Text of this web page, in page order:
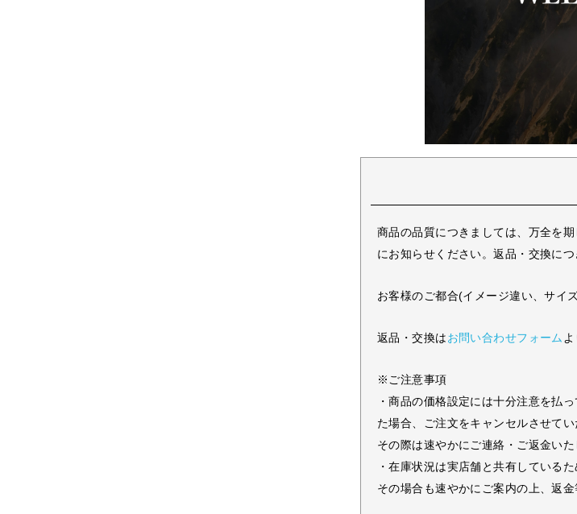
商品の品質につきましては、万全を
にお知らせください。返品・交換に
お客様のご都合(イメージ違い、サイ
返品・交換はお問い合わせフォーム
※ご注意事項
・商品の価格設定には十分注意を払
た場合、ご注文をキャンセルさせてい
その際は速やかにご連絡・ご返金い
・在庫状況は実店舗と共有している
その場合も速やかにご案内の上、返